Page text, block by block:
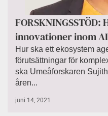
innovationer inom
Hur ska ett ekosystem
förutsättningar för
ska Umeåforskaren
åren...
juni 14, 2021